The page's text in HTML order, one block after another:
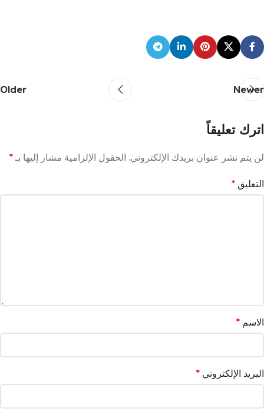
Newer
Older
اترك تعليقاً
لن يتم نشر عنوان بريدك الإلكتروني. الحقول الإلزامية مشار إليها بـ *
التعليق *
الاسم *
البريد الإلكتروني *